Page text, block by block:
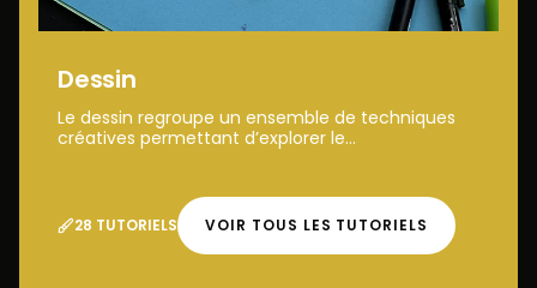
Dessin
Le dessin regroupe un ensemble de techniques
créatives permettant d’explorer le...
28 TUTORIELS VOIR TOUS LES TUTORIELS